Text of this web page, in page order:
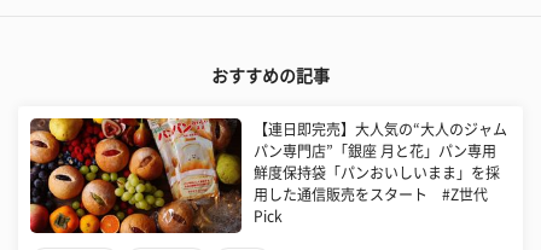
おすすめの記事
【連日即完売】大人気の“大人のジャム
パン専門店”「銀座 月と花」パン専用
鮮度保持袋「パンおいしいまま」を採
用した通信販売をスタート #Z世代
Pick